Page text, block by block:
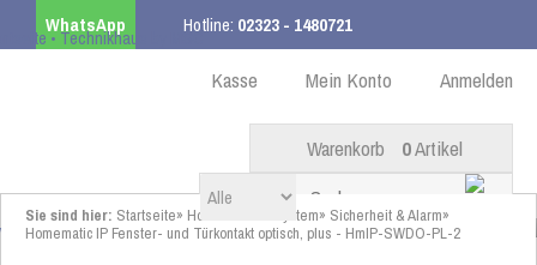
WhatsApp Hotline: 02323 - 1480721
ab 99,00 € innerhalb DE Anmelden
Mein Konto
Kasse
Warenkorb 0Artikel
Sie sind hier: Startseite» Homematic IP System» Sicherheit & Alarm»
Homematic IP Fenster- und Türkontakt optisch, plus - HmIP-SWDO-PL-2